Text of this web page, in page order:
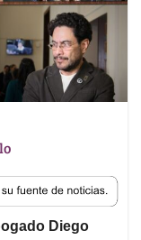
Diego